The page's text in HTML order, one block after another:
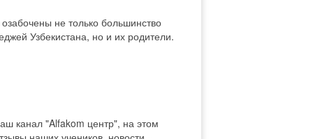
не только большинство
Узбекистана, но и их родители.
канал "Alfakom центр", на этом